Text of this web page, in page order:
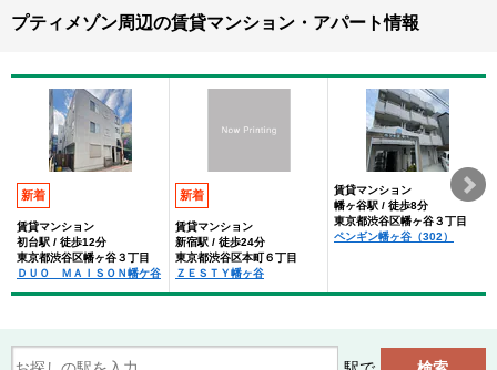
プティメゾン周辺の賃貸マンション・アパート情報
新着
賃貸マンション
初台駅 / 徒歩12分
東京都渋谷区幡ヶ谷３丁目
ＤＵＯ ＭＡＩＳＯＮ幡ケ谷
新着
賃貸マンション
新宿駅 / 徒歩24分
東京都渋谷区本町６丁目
ＺＥＳＴＹ幡ヶ谷
賃貸マンション
幡ヶ谷駅 / 徒歩8分
東京都渋谷区幡ヶ谷３丁目
ペンギン幡ヶ谷（302）